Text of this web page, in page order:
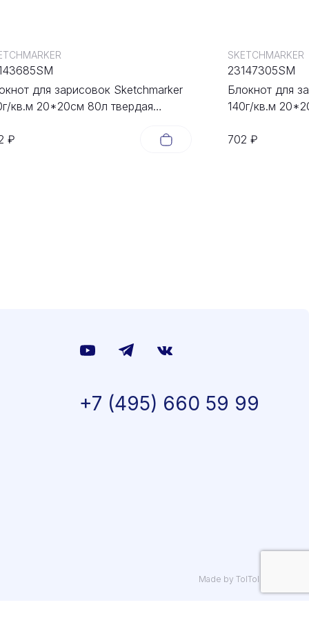
₽
для зарисовок Sketchmarker
кв.м 20*20cм 80л твердая
702 ₽
Блокнот для
140г/кв.м
SKETCHMARKER
23147305SM
+7 (495) 660 59 99
Made by TolTol